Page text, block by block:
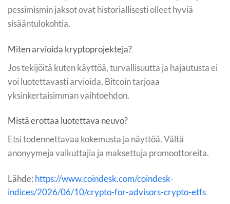
pessimismin jaksot ovat historiallisesti olleet hyviä
sisääntulokohtia.
Miten arvioida kryptoprojekteja?
Jos tekijöitä kuten käyttöä, turvallisuutta ja hajautusta ei
voi luotettavasti arvioida, Bitcoin tarjoaa
yksinkertaisimman vaihtoehdon.
Mistä erottaa luotettava neuvo?
Etsi todennettavaa kokemusta ja näyttöä. Vältä
anonyymeja vaikuttajia ja maksettuja promoottoreita.
Lähde: https://www.coindesk.com/coindesk-
indices/2026/06/10/crypto-for-advisors-crypto-etfs